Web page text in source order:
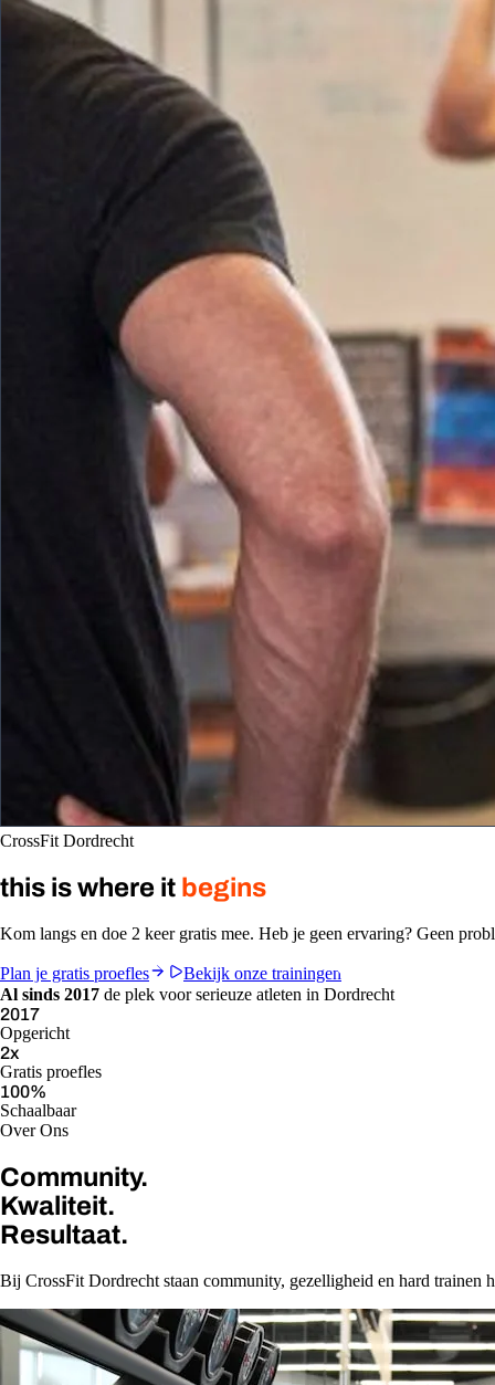
CrossFit Dordrecht
this is where it begins
Kom langs en doe 2 keer gratis mee. Heb je geen ervaring? Geen
Plan je gratis proefles
Bekijk onze trainingen
Al sinds 2017 de plek voor serieuze atleten in Dordrecht
2017
Opgericht
2x
Gratis proefles
100%
Schaalbaar
Over Ons
Community.
Kwaliteit.
Resultaat.
Bij CrossFit Dordrecht staan community, gezelligheid en hard trainen